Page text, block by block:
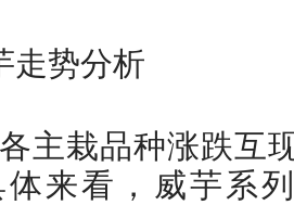
走势分析
主栽品种涨跌互
来看，威芋系